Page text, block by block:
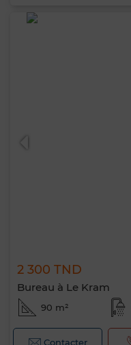
2 300 TND
Bureau à Le Kram
90 m²
Contacter